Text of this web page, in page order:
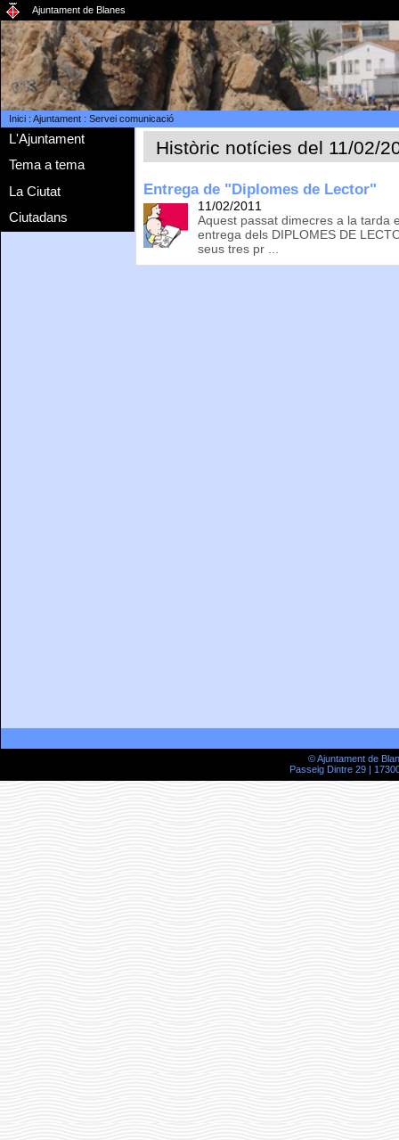
Ajuntament de Blanes
Inici: Ajuntament: Servei comunicació
L'Ajuntament
Tema a tema
La Ciutat
Ciutadans
Històric notícies del 11/02/
Entrega de "Diplomes de Lector"
11/02/2011
Aquest passat dimecres a la tarda
entrega dels DIPLOMES DE
seus tres pr ...
© Ajuntament de
Passeig Dintre 29 |